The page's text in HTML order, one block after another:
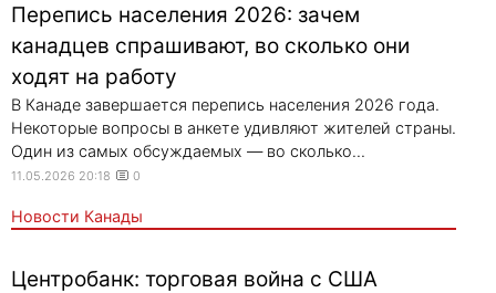
Перепись населения 2026: зачем
канадцев спрашивают, во сколько они
ходят на работу
В Канаде завершается перепись населения 2026 года.
Некоторые вопросы в анкете удивляют жителей страны.
Один из самых обсуждаемых — во сколько...
11.05.2026 20:18 0
Новости Канады
Центробанк: торговая война с США